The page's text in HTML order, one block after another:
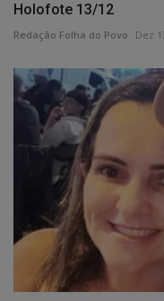
Holofote 13/12
Redação Folha do Povo Dez